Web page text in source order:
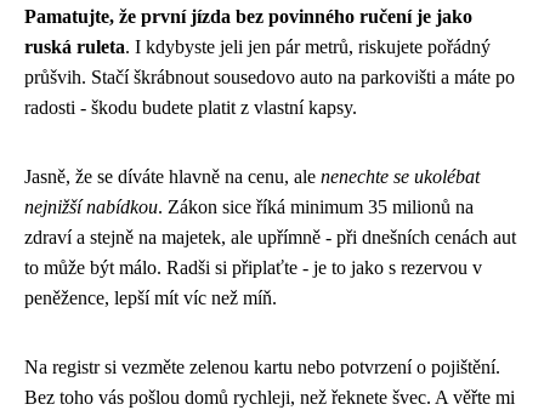
Pamatujte, že první jízda bez povinného ručení je jako
ruská ruleta. I kdybyste jeli jen pár metrů, riskujete pořádný
průšvih. Stačí škrábnout sousedovo auto na parkovišti a máte po
radosti - škodu budete platit z vlastní kapsy.
Jasně, že se díváte hlavně na cenu, ale nenechte se ukolébat
nejnižší nabídkou. Zákon sice říká minimum 35 milionů na
zdraví a stejně na majetek, ale upřímně - při dnešních cenách aut
to může být málo. Radši si připlaťte - je to jako s rezervou v
peněžence, lepší mít víc než míň.
Na registr si vezměte zelenou kartu nebo potvrzení o pojištění.
Bez toho vás pošlou domů rychleji, než řeknete švec. A věřte mi